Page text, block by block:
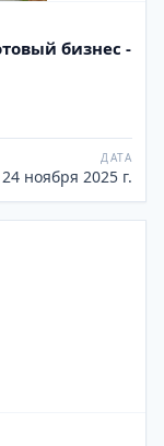
бизнес -
ДАТА
24 ноября 2025 г.